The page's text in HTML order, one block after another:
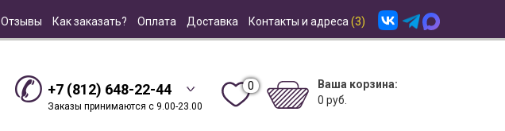
Отзывы Как заказать? Оплата Доставка Контакты и адреса (3)
+7 (812) 648-22-44
Заказы принимаются с 9.00-23.00
0
Ваша корзина:
0 руб.